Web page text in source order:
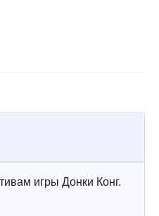
игры Донки Конг.